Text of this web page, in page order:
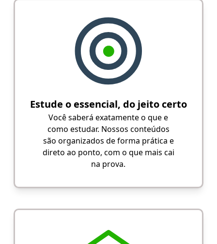
Estude o essencial, do jeito certo
Você saberá exatamente o que e
como estudar. Nossos conteúdos
são organizados de forma prática e
direto ao ponto, com o que mais cai
na prova.